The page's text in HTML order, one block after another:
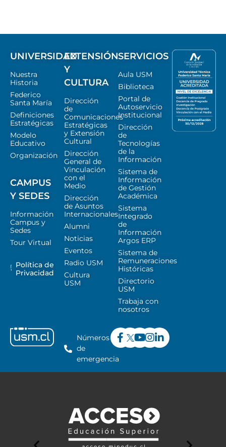
UNIVERSIDAD
Nuestra
Historia
Federico
Santa María
Definiciones
Estratégicas
Modelo
Educativo
Organización
CAMPUS
Y SEDES
Información
Campus y
Sedes
Tour Virtual
Política de
Privacidad
EXTENSIÓN
Y
CULTURA
Dirección
de
Comunicaciones
Estratégicas
y Extensión
Cultural
Dirección
General de
Vinculación
con el
Medio
Dirección
de Asuntos
Internacionales
Alumni
Noticias
Eventos
Radio USM
Cultura
USM
SERVICIOS
Aula USM
Biblioteca
Portal de
Autoservicio
Institucional
Dirección
de
Tecnologías
de la
Información
Sistema de
Información
de Gestión
Académica
Sistema
Integrado
de
Información
Argos ERP
Sistema de
Remuneraciones
Históricas
Directorio
USM
Trabaja con
nosotros
Números
de
emergencia